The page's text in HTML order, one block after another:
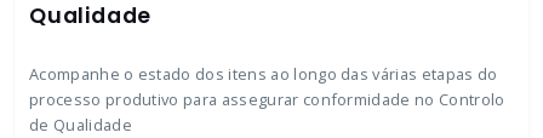
Qualidade
Acompanhe o estado dos itens ao longo das várias etapas do
processo produtivo para assegurar conformidade no Controlo
de Qualidade